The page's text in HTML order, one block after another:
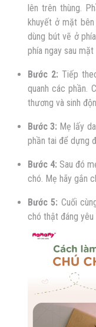
lên trên thùng.
khuyết ở mặt
dùng bút vẽ ở
phía ngay sau
Bước 2: Tiếp
quanh các phần.
thương và sinh
Bước 3: Mẹ lấy
phần tai để dựng
Bước 4: Sau đó
chó. Mẹ hãy gắn
Bước 5: Cuối
chó thật đáng yêu